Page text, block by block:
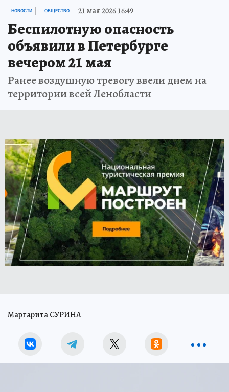
НОВОСТИ ОБЩЕСТВО 21 мая 2026 16:49
Беспилотную опасность
объявили в Петербурге
вечером 21 мая
Ранее воздушную тревогу ввели днем на
территории всей Ленобласти
Маргарита СУРИНА